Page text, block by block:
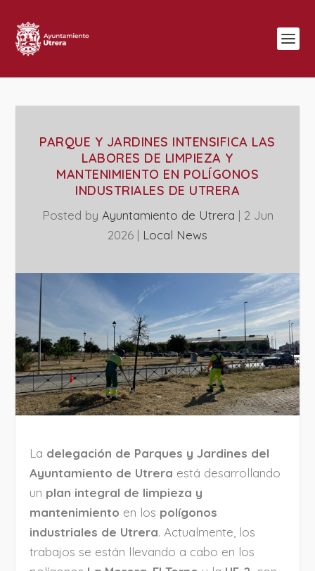
PARQUE Y JARDINES INTENSIFICA LAS
LABORES DE LIMPIEZA Y
MANTENIMIENTO EN POLÍGONOS
INDUSTRIALES DE UTRERA
Posted by Ayuntamiento de Utrera | 2 Jun
2026 | Local News
La delegación de Parques y Jardines del
Ayuntamiento de Utrera está desarrollando
un plan integral de limpieza y
mantenimiento en los polígonos
industriales de Utrera. Actualmente, los
trabajos se están llevando a cabo en los